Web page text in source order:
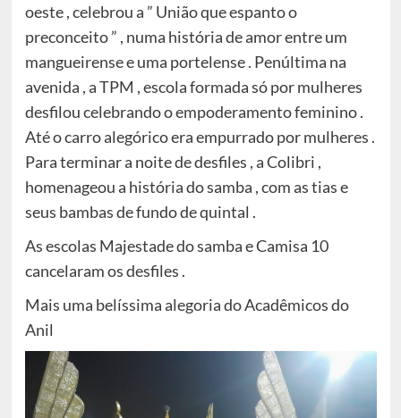
oeste , celebrou a ” União que espanto o
preconceito ” , numa história de amor entre um
mangueirense e uma portelense . Penúltima na
avenida , a TPM , escola formada só por mulheres
desfilou celebrando o empoderamento feminino .
Até o carro alegórico era empurrado por mulheres .
Para terminar a noite de desfiles , a Colibri ,
homenageou a história do samba , com as tias e
seus bambas de fundo de quintal .
As escolas Majestade do samba e Camisa 10
cancelaram os desfiles .
Mais uma belíssima alegoria do Acadêmicos do
Anil